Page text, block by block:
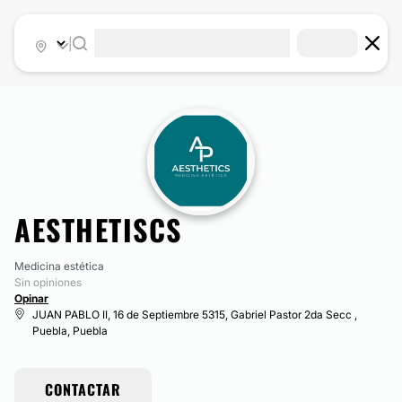
AESTHETISCS
Medicina estética
Sin opiniones
Opinar
JUAN PABLO II, 16 de Septiembre 5315, Gabriel Pastor 2da Secc ,
Puebla, Puebla
CONTACTAR